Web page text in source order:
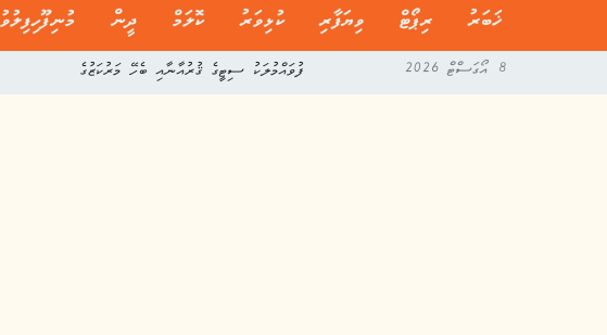
ޚަބަރު ރިޕޯޓް ވިޔަފާރި ކުޅިވަރު ކޮލަމް ދީން
8 އޯގަސްޓް 2026 ދިވެހި ސާފިން ލީގުގެ މިއަހަރުގެ ފުރަތަމަ